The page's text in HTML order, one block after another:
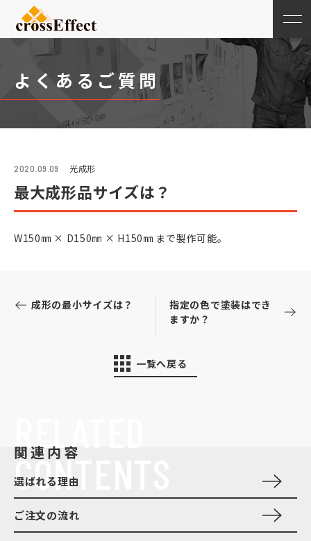
よくあるご質問
2020.09.09 光成形
最大成形品サイズは？
W150㎜ × D150㎜ × H150㎜ まで製作可能。
成形の最小サイズは？
一覧へ戻る
指定の色で塗装はでき
ますか？
CONTENTS
関連内容
選ばれる理由
ご注文の流れ